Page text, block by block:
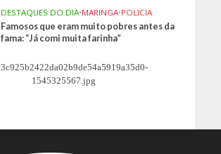
DESTAQUES DO DIA•MARINGA•POLICIA
Famosos que eram muito pobres antes da
fama: “Já comi muita farinha”